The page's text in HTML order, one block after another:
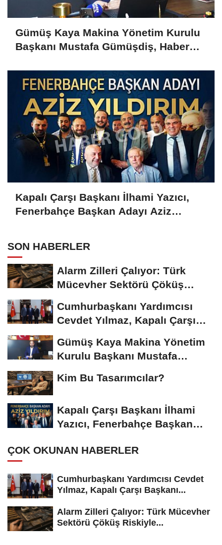
Gümüş Kaya Makina Yönetim Kurulu
Başkanı Mustafa Gümüşdiş, Haber
Kapalı Çarşı Başkanı İlhami Yazıcı,
Fenerbahçe Başkan Adayı Aziz
SON HABERLER
Alarm Zilleri Çalıyor: Türk
Mücevher Sektörü Çöküş
Cumhurbaşkanı Yardımcısı
Cevdet Yılmaz, Kapalı Çarşı
Gümüş Kaya Makina Yönetim
Kurulu Başkanı Mustafa
Kim Bu Tasarımcılar?
Kapalı Çarşı Başkanı İlhami
Yazıcı, Fenerbahçe Başkan
ÇOK OKUNAN HABERLER
Cumhurbaşkanı Yardımcısı Cevdet
Yılmaz, Kapalı Çarşı Başkanı...
Alarm Zilleri Çalıyor: Türk Mücevher
Sektörü Çöküş Riskiyle...